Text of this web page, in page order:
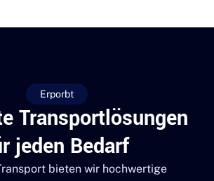
Erporbt
Transportlösungen
jeden Bedarf
bieten wir hochwertige